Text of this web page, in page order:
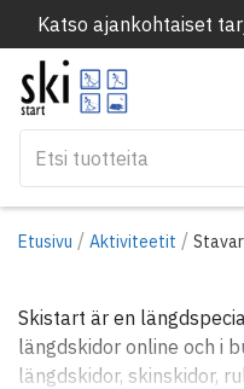
Katso ajankohtaiset
Etusivu / Aktiviteetit / Stavar
Skistart är en
längdskidor online och i
längdskidor, skinskidor,